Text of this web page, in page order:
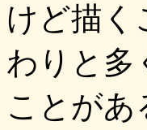
けど描く
わりと多
ことがあ